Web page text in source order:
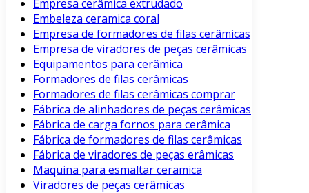
Empresa cerâmica extrudado
Embeleza ceramica coral
Empresa de formadores de filas cerâmicas
Empresa de viradores de peças cerâmicas
Equipamentos para cerâmica
Formadores de filas cerâmicas
Formadores de filas cerâmicas comprar
Fábrica de alinhadores de peças cerâmicas
Fábrica de carga fornos para cerâmica
Fábrica de formadores de filas cerâmicas
Fábrica de viradores de peças erâmicas
Maquina para esmaltar ceramica
Viradores de peças cerâmicas